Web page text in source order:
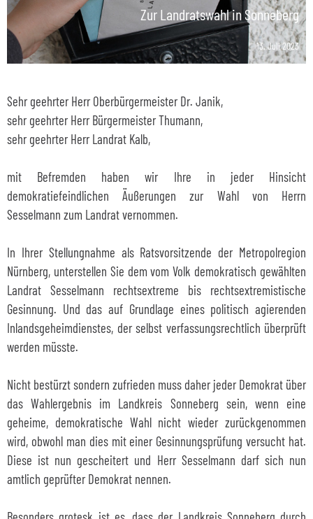
Zur Landratswahl in Sonneberg
13. Juli 2023
Sehr geehrter Herr Oberbürgermeister Dr. Janik,
sehr geehrter Herr Bürgermeister Thumann,
sehr geehrter Herr Landrat Kalb,
mit Befremden haben wir Ihre in jeder Hinsicht
demokratiefeindlichen Äußerungen zur Wahl von Herrn
Sesselmann zum Landrat vernommen.
In Ihrer Stellungnahme als Ratsvorsitzende der Metropolregion
Nürnberg, unterstellen Sie dem vom Volk demokratisch gewählten
Landrat Sesselmann rechtsextreme bis rechtsextremistische
Gesinnung. Und das auf Grundlage eines politisch agierenden
Inlandsgeheimdienstes, der selbst verfassungsrechtlich überprüft
werden müsste.
Nicht bestürzt sondern zufrieden muss daher jeder Demokrat über
das Wahlergebnis im Landkreis Sonneberg sein, wenn eine
geheime, demokratische Wahl nicht wieder zurückgenommen
wird, obwohl man dies mit einer Gesinnungsprüfung versucht hat.
Diese ist nun gescheitert und Herr Sesselmann darf sich nun
amtlich geprüfter Demokrat nennen.